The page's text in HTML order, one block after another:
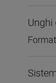
Unghi